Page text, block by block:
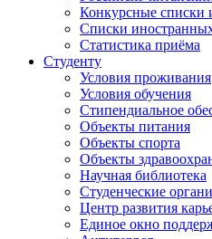
Конкурсные списки
Списки
Статистика приёма
Студенту
Условия проживания
Условия обучения
Стипендиальное
Объекты питания
Объекты спорта
Объекты
Научная библиотека
Студенческие
Центр развития
Единое окно